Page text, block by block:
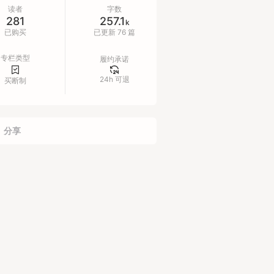
智能相关的最新讯息，同时各系列都
续更新中。
时刻洞察AI领域内的最新讯息，与其
路人交流AI使用心得，提出你对AI一
出品】
读者
281
已购买
字数
257.1k
已更新 76 篇
专栏类型
买断制
履约承诺
24h 可退
分享